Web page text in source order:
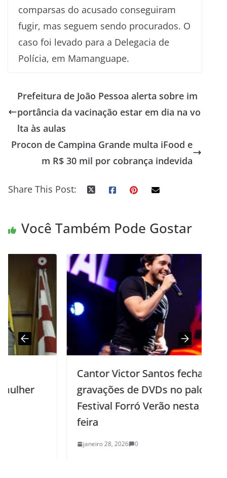
comparsas do acusado conseguiram
fugir, mas seguem sendo procurados. O
caso foi levado para a Delegacia de
Polícia, em Mamanguape.
Prefeitura de João Pessoa alerta sobre im
portância da vacinação estar em dia na vo
lta às aulas
Procon de Campina Grande multa iFood e
m R$ 30 mil por cobrança indevida
Share This Post:
Você Também Pode Gostar
Cantor Victor Santos fecha
gravações de DVDs no palco do
Festival Forró Verão nesta quinta-
janeiro 28, 2026 0